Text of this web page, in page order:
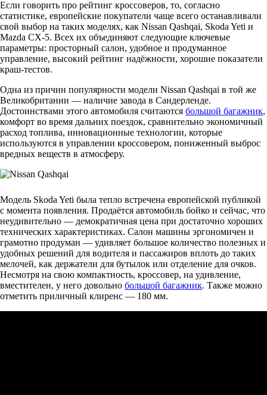
Если говорить про рейтинг кроссоверов, то, согласно
статистике, европейские покупатели чаще всего останавливали
свой выбор на таких моделях, как Nissan Qashqai, Skoda Yeti и
Mazda CX-5. Всех их объединяют следующие ключевые
параметры: просторный салон, удобное и продуманное
управление, высокий рейтинг надёжности, хорошие показатели
краш-тестов.
Одна из причин популярности модели Nissan Qashqai в той же
Великобритании — наличие завода в Сандерленде.
Достоинствами этого автомобиля считаются большой багажник,
комфорт во время дальних поездок, сравнительно экономичный
расход топлива, инновационные технологии, которые
используются в управлении кроссовером, пониженный выброс
вредных веществ в атмосферу.
Модель Skoda Yeti была тепло встречена европейской публикой
с момента появления. Продаётся автомобиль бойко и сейчас, что
неудивительно — демократичная цена при достаточно хороших
технических характеристиках. Салон машины эргономичен и
грамотно продуман — удивляет большое количество полезных и
удобных решений для водителя и пассажиров вплоть до таких
мелочей, как держатели для бутылок или отделение для очков.
Несмотря на свою компактность, кроссовер, на удивление,
вместителен, у него довольно большой багажник. Также можно
отметить приличный клиренс — 180 мм.